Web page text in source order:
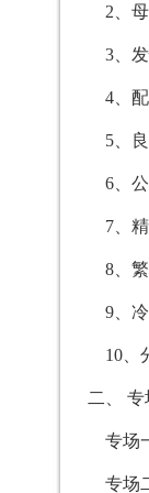
2、母
3、发
4、配
5、良
6、公
7、精
8、繁
9、冷
10、
二、
专场
专场